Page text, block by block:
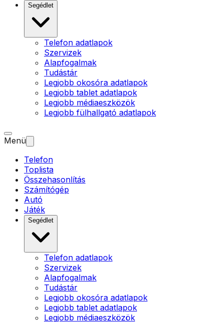
Segédlet
Telefon adatlapok
Szervizek
Alapfogalmak
Tudástár
Legjobb okosóra adatlapok
Legjobb tablet adatlapok
Legjobb médiaeszközök
Legjobb fülhallgató adatlapok
Menü
Telefon
Toplista
Összehasonlítás
Számítógép
Autó
Játék
Segédlet
Telefon adatlapok
Szervizek
Alapfogalmak
Tudástár
Legjobb okosóra adatlapok
Legjobb tablet adatlapok
Legjobb médiaeszközök